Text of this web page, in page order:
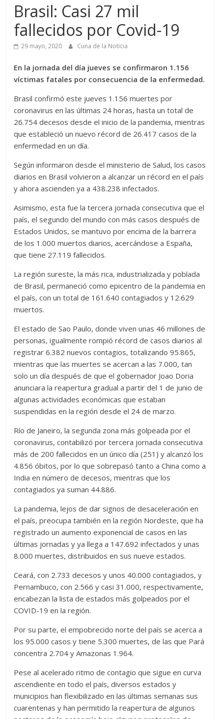
Brasil: Casi 27 mil
fallecidos por Covid-19
29 mayo, 2020 Cuna de la Noticia
En la jornada del día jueves se confirmaron 1.156
víctimas fatales por consecuencia de la enfermedad.
Brasil confirmó este jueves 1.156 muertes por
coronavirus en las últimas 24 horas, hasta un total de
26.754 decesos desde el inicio de la pandemia, mientras
que estableció un nuevo récord de 26.417 casos de la
enfermedad en un día.
Según informaron desde el ministerio de Salud, los casos
diarios en Brasil volvieron a alcanzar un récord en el país
y ahora ascienden ya a 438.238 infectados.
Asimismo, esta fue la tercera jornada consecutiva que el
país, el segundo del mundo con más casos después de
Estados Unidos, se mantuvo por encima de la barrera
de los 1.000 muertos diarios, acercándose a España,
que tiene 27.119 fallecidos.
La región sureste, la más rica, industrializada y poblada
de Brasil, permaneció como epicentro de la pandemia en
el país, con un total de 161.640 contagiados y 12.629
muertos.
El estado de Sao Paulo, donde viven unas 46 millones de
personas, igualmente rompió récord de casos diarios al
registrar 6.382 nuevos contagios, totalizando 95.865,
mientras que las muertes se acercan a las 7.000, tan
solo un día después de que el gobernador Joao Doria
anunciara la reapertura gradual a partir del 1 de junio de
algunas actividades económicas que estaban
suspendidas en la región desde el 24 de marzo.
Río de Janeiro, la segunda zona más golpeada por el
coronavirus, contabilizó por tercera jornada consecutiva
más de 200 fallecidos en un único día (251) y alcanzó los
4.856 óbitos, por lo que sobrepasó tanto a China como a
India en número de decesos, mientras que los
contagiados ya suman 44.886.
La pandemia, lejos de dar signos de desaceleración en
el país, preocupa también en la región Nordeste, que ha
registrado un aumento exponencial de casos en las
últimas jornadas y ya llega a 147.692 infectados y unas
8.000 muertes, distribuidos en sus nueve estados.
Ceará, con 2.733 decesos y unos 40.000 contagiados, y
Pernambuco, con 2.566 y casi 31.000, respectivamente,
encabezan la lista de estados más golpeados por el
COVID-19 en la región.
Por su parte, el empobrecido norte del país se acerca a
los 95.000 casos y tiene 5.300 muertes, de las que Pará
concentra 2.704 y Amazonas 1.964.
Pese al acelerado ritmo de contagio que sigue en curva
ascendiente en todo el país, diversos estados y
municipios han flexibilizado en las últimas semanas sus
cuarentenas y han permitido la reapertura de algunos